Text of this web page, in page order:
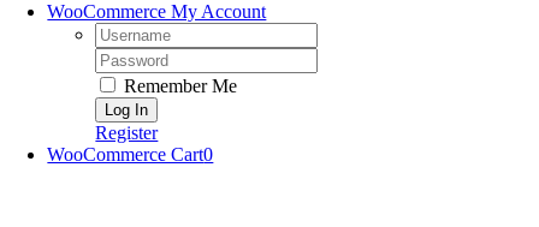
WooCommerce My Account
Username:
Password:
Remember Me
Register
WooCommerce Cart0